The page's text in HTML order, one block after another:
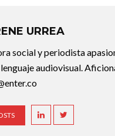
URREA
social y periodista
audiovisual.